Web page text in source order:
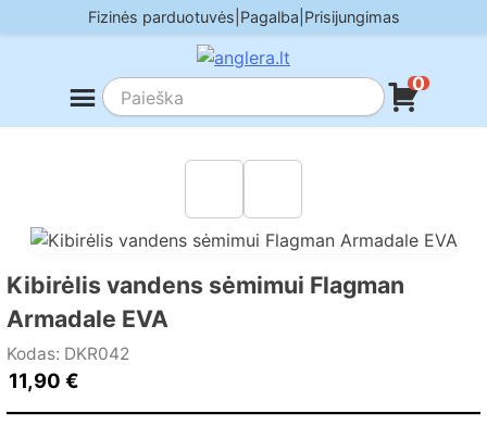
to
Fizinės parduotuvės Pagalba Prisijungimas
0
Kibirėlis vandens sėmimui Flagman
Armadale EVA
Kodas: DKR042
11,90 €